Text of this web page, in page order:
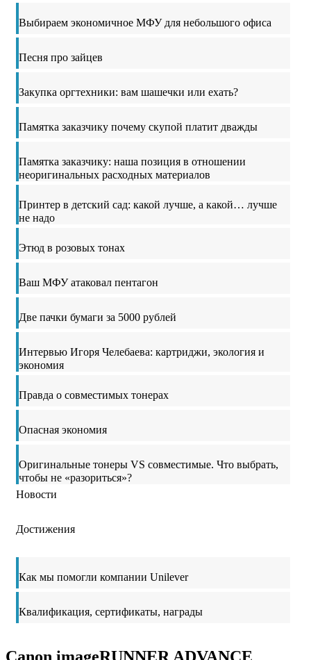
Выбираем экономичное МФУ для небольшого офиса
Песня про зайцев
Закупка оргтехники: вам шашечки или ехать?
Памятка заказчику почему скупой платит дважды
Памятка заказчику: наша позиция в отношении
неоригинальных расходных материалов
Принтер в детский сад: какой лучше, а какой… лучше
не надо
Этюд в розовых тонах
Ваш МФУ атаковал пентагон
Две пачки бумаги за 5000 рублей
Интервью Игоря Челебаева: картриджи, экология и
экономия
Правда о совместимых тонерах
Опасная экономия
Оригинальные тонеры VS совместимые. Что выбрать,
чтобы не «разориться»?
Новости
Достижения
Как мы помогли компании Unilever
Квалификация, сертификаты, награды